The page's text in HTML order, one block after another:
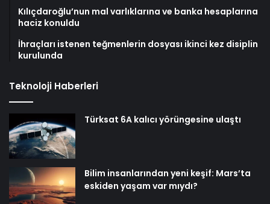
Kılıçdaroğlu’nun mal varlıklarına ve banka hesaplarına
haciz konuldu
İhraçları istenen teğmenlerin dosyası ikinci kez disiplin
kurulunda
Teknoloji Haberleri
Türksat 6A kalıcı yörüngesine ulaştı
Bilim insanlarından yeni keşif: Mars’ta
eskiden yaşam var mıydı?